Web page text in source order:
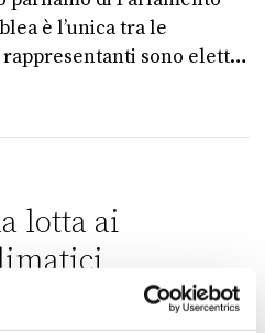
è l’unica tra le
sono eletti
parlamento nazionale, e
particolari.
lotta ai
vi raccontiamo cosa